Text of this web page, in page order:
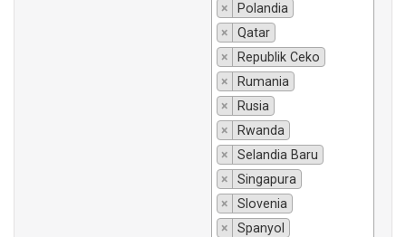
×
Polandia
×
Qatar
×
Republik Ceko
×
Rumania
×
Rusia
×
Rwanda
×
Selandia Baru
×
Singapura
×
Slovenia
×
Spanyol